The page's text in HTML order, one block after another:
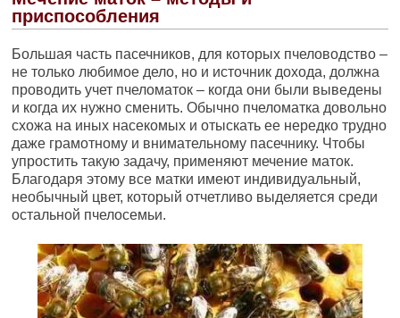
приспособления
Большая часть пасечников, для которых пчеловодство –
не только любимое дело, но и источник дохода, должна
проводить учет пчеломаток – когда они были выведены
и когда их нужно сменить. Обычно пчеломатка довольно
схожа на иных насекомых и отыскать ее нередко трудно
даже грамотному и внимательному пасечнику. Чтобы
упростить такую задачу, применяют мечение маток.
Благодаря этому все матки имеют индивидуальный,
необычный цвет, который отчетливо выделяется среди
остальной пчелосемьи.